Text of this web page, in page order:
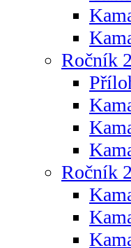
Ročník
Ročník